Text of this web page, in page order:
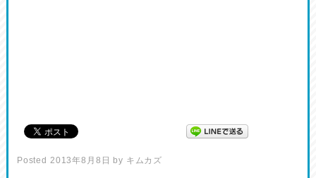
Posted 2013年8月8日 by キムカズ